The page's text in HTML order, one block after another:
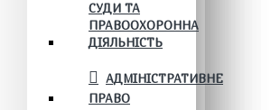
СУДИ ТА
ПРАВООХОРОННА
ДІЯЛЬНІСТЬ
АДМІНІСТРАТИВНЕ
ПРАВО